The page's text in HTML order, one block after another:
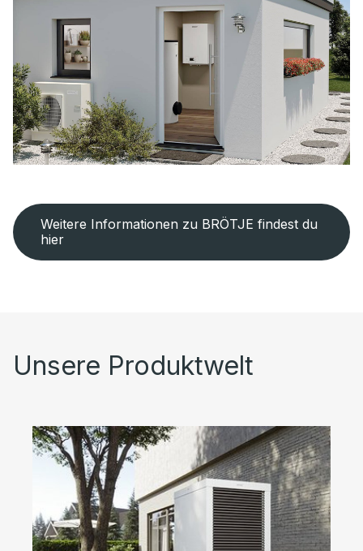
Weitere Informationen zu BRÖTJE findest du
hier
Unsere Produktwelt